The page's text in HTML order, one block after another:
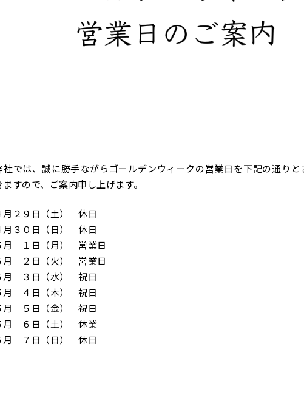
社では、誠に勝手ながらゴールデンウィークの営業日を下記の通りと
ますので、ご案内申し上げます。
月２９日（土） 休日
月３０日（日） 休日
月 １日（月） 営業日
月 ２日（火） 営業日
月 ３日（水） 祝日
月 ４日（木） 祝日
月 ５日（金） 祝日
月 ６日（土） 休業
月 ７日（日） 休日